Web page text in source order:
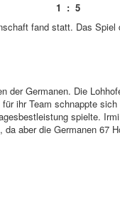
1 : 5
fand statt. Das
der Germanen. Die
ihr Team schnappte
spielte.
aber die Germanen 67